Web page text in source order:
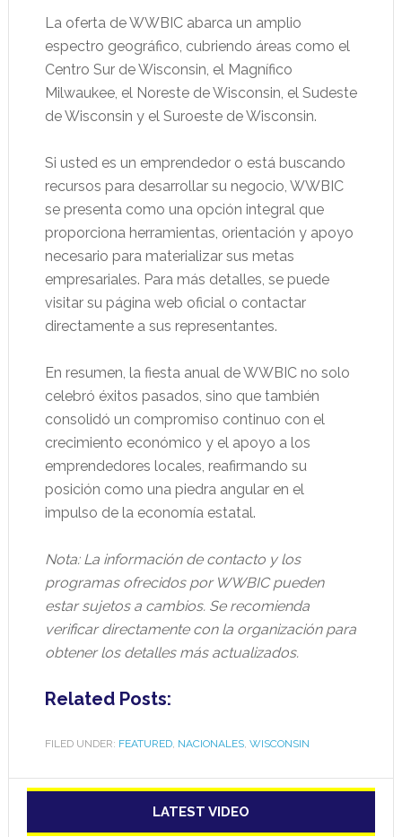
La oferta de WWBIC abarca un amplio
espectro geográfico, cubriendo áreas como el
Centro Sur de Wisconsin, el Magnífico
Milwaukee, el Noreste de Wisconsin, el Sudeste
de Wisconsin y el Suroeste de Wisconsin.
Si usted es un emprendedor o está buscando
recursos para desarrollar su negocio, WWBIC
se presenta como una opción integral que
proporciona herramientas, orientación y apoyo
necesario para materializar sus metas
empresariales. Para más detalles, se puede
visitar su página web oficial o contactar
directamente a sus representantes.
En resumen, la fiesta anual de WWBIC no solo
celebró éxitos pasados, sino que también
consolidó un compromiso continuo con el
crecimiento económico y el apoyo a los
emprendedores locales, reafirmando su
posición como una piedra angular en el
impulso de la economía estatal.
Nota: La información de contacto y los
programas ofrecidos por WWBIC pueden
estar sujetos a cambios. Se recomienda
verificar directamente con la organización para
obtener los detalles más actualizados.
Related Posts:
FILED UNDER: FEATURED, NACIONALES, WISCONSIN
LATEST VIDEO